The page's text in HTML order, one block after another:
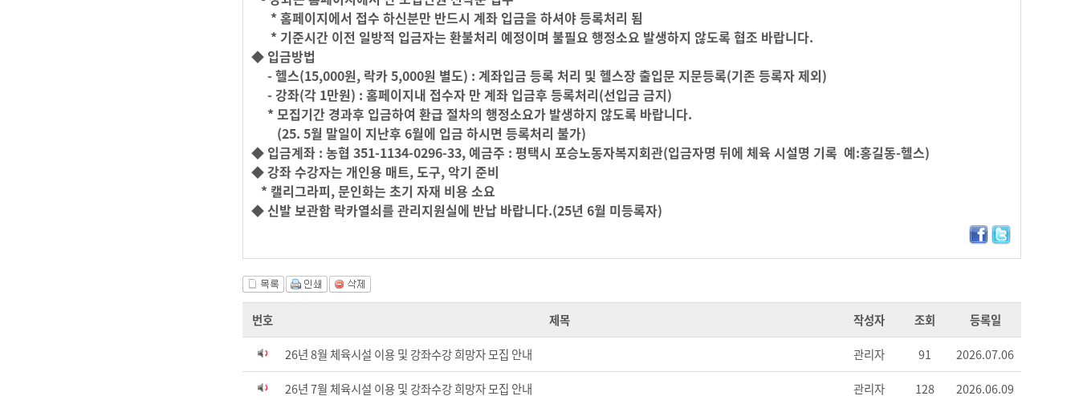
* 홈페이지에서 접수 하신분만 반드시 계좌 입금을 하셔야 등록처리 됨
* 기준시간 이전 일방적 입금자는 환불처리 예정이며 불필요 행정소요 발생하지 않도록 협조 바랍니다.
◆ 입금방법
- 헬스(15,000원, 락카 5,000원 별도) : 계좌입금 등록 처리 및 헬스장 출입문 지문등록(기존 등록자 제외)
- 강좌(각 1만원) : 홈페이지내 접수자 만 계좌 입금후 등록처리(선입금 금지)
* 모집기간 경과후 입금하여 환급 절차의 행정소요가 발생하지 않도록 바랍니다.
(25. 5월 말일이 지난후 6월에 입금 하시면 등록처리 불가)
◆ 입금계좌 : 농협 351-1134-0296-33, 예금주 : 평택시 포승노동자복지회관(입금자명 뒤에 체육 시설명 기록 예:홍길동-헬스)
◆ 강좌 수강자는 개인용 매트, 도구, 악기 준비
* 캘리그라피, 문인화는 초기 자재 비용 소요
◆ 신발 보관함 락카열쇠를 관리지원실에 반납 바랍니다.(25년 6월 미등록자)
번호 제목 작성자 조회
등록일
26년 8월 체육시설 이용 및 강좌수강 희망자 모집 안내
관리자 91
2026.07.06
26년 7월 체육시설 이용 및 강좌수강 희망자 모집 안내
관리자 128
2026.06.09